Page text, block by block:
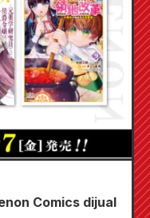
Comics dijual